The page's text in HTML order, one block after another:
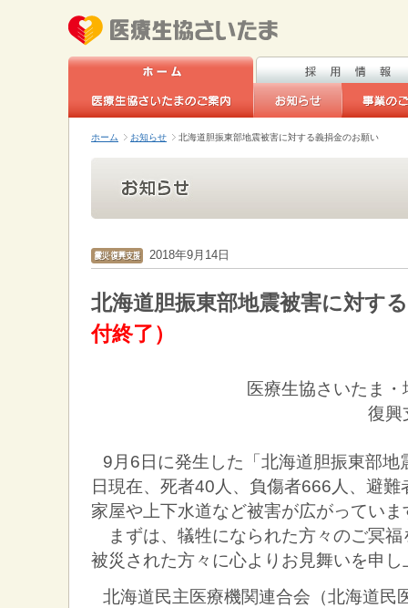
ホーム お知らせ 北海道胆振東部地震被害に対する義捐金のお願い
2018年9月14日
北海道胆振東部地震被害に対す
付終了）
医療生協さいたま
復興
9月6日に発生した「北海道胆振東部
日現在、死者40人、負傷者666人、避
家屋や上下水道など被害が広がっていま
まずは、犠牲になられた方々のご冥福
被災された方々に心よりお見舞いを申し
北海道民主医療機関連合会（北海道民